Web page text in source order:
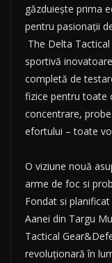
găzduiește prima
pentru pasionații
The Delta
sportivă
completă de
fizice pentru toate
concentrare,
efortului – toate
O viziune nouă
arme de foc si
Fondat si
Aanei din Targu
Tactical
revoluționară în